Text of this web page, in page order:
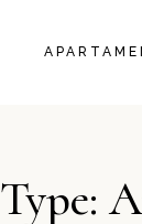
EL FIL